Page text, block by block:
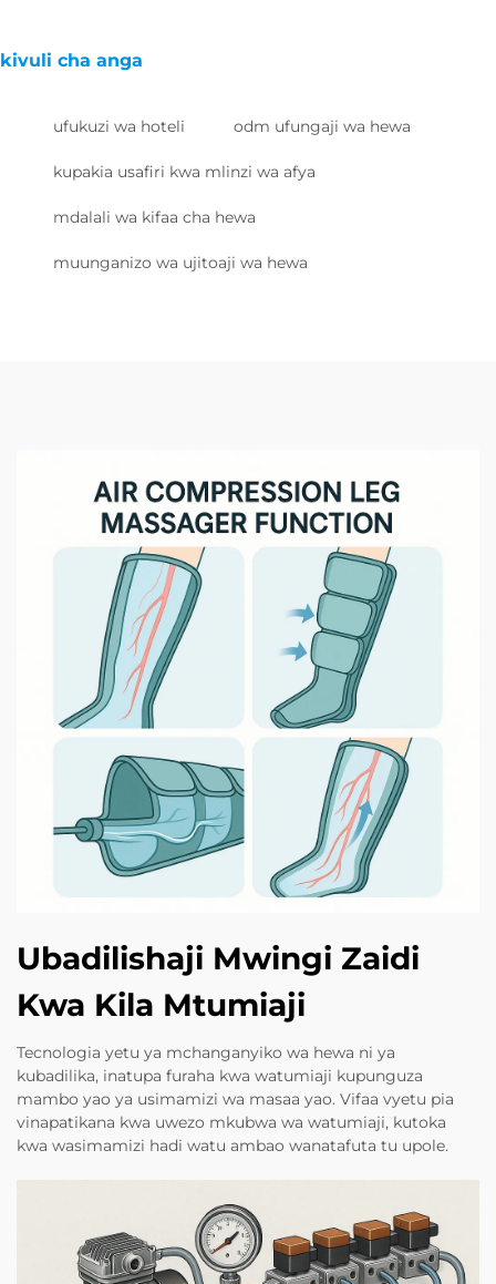
kivuli cha anga
ufukuzi wa hoteli odm ufungaji wa hewa
kupakia usafiri kwa mlinzi wa afya
mdalali wa kifaa cha hewa
muunganizo wa ujitoaji wa hewa
Ubadilishaji Mwingi Zaidi
Kwa Kila Mtumiaji
Tecnologia yetu ya mchanganyiko wa hewa ni ya
kubadilika, inatupa furaha kwa watumiaji kupunguza
mambo yao ya usimamizi wa masaa yao. Vifaa vyetu pia
vinapatikana kwa uwezo mkubwa wa watumiaji, kutoka
kwa wasimamizi hadi watu ambao wanatafuta tu upole.